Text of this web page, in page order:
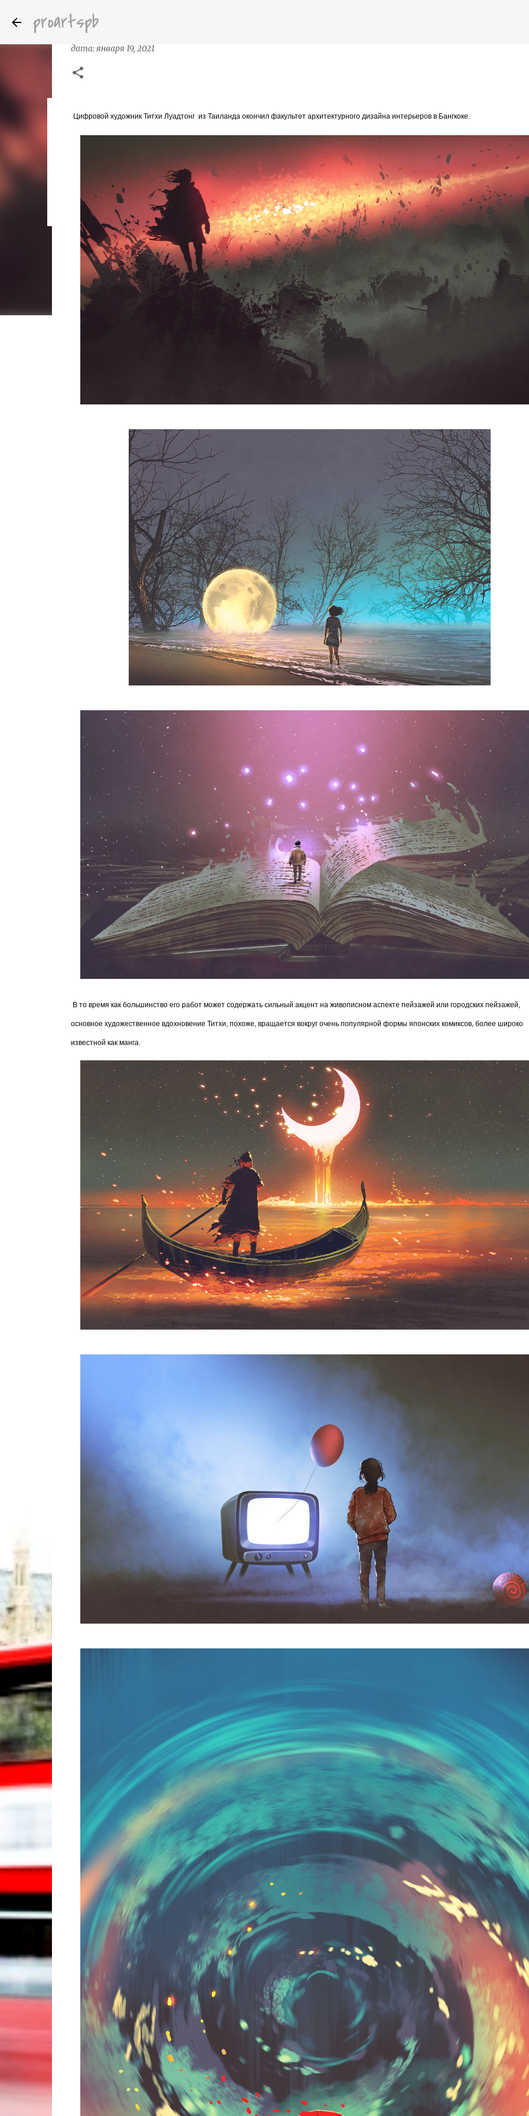
proartspb
Бумажные скульптуры канадского художника Келвина Николса (Calvin Nicholls)
дата:октября 14, 2022
дата:января 19, 2021
Цифровой художник Титхи Луадтонг из Таиланда окончил факультет архитектурного дизайна интерьеров в Бангкоке.
В то время как большинство его работ может содержать сильный акцент на живописном аспекте пейзажей или городских пейзажей,
основное художественное вдохновение Титхи, похоже, вращается вокруг очень популярной формы японских комиксов, более широко
известной как манга.